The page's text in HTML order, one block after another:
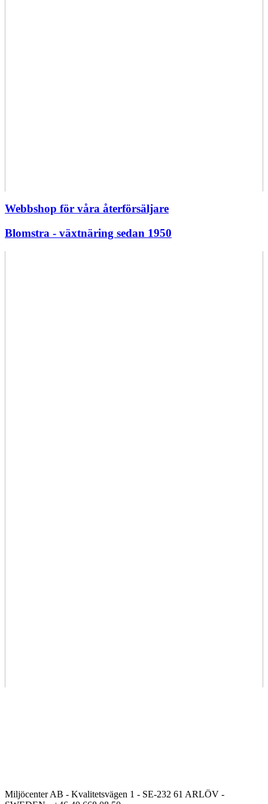
Webbshop för våra återförsäljare
Blomstra - växtnäring sedan 1950
Miljöcenter AB - Kvalitetsvägen 1 - SE-232 61 ARLÖV -